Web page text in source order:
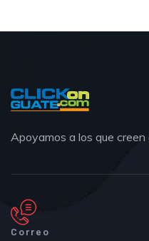
Apoyamos a los que creen
Correo